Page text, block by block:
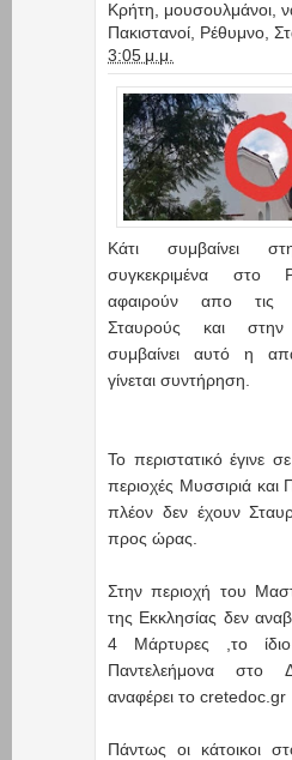
Κρήτη
μουσουλμάνοι
Πακιστανοί Ρέθυμνο
3:05 μ.μ.
Κάτι συμβαίνει
συγκεκριμένα στο
αφαιρούν απο τις
Σταυρούς και στην
συμβαίνει αυτό η
γίνεται συντήρηση.
Το περιστατικό έγινε
περιοχές Μυσσιριά και
πλέον δεν έχουν
προς ώρας.
Στην περιοχή του
της Εκκλησίας δεν
4 Μάρτυρες ,το
Παντελεήμονα στο
αναφέρει το cretedoc.gr
Πάντως οι κάτοικοι